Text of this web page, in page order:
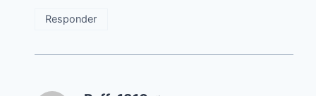
Responder